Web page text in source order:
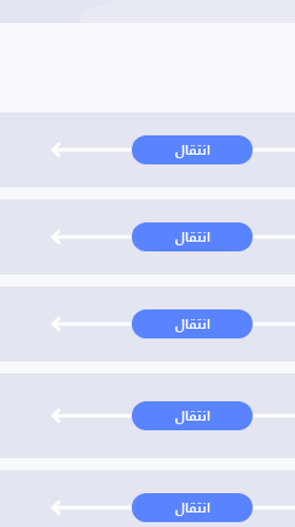
انتقال
انتقال
انتقال
انتقال
انتقال